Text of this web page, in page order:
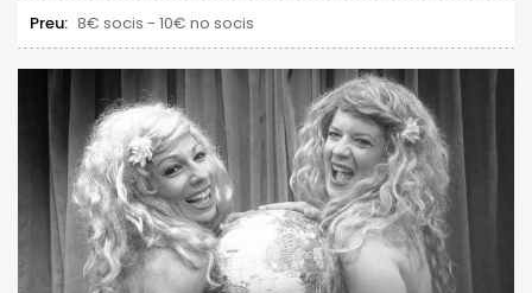
Preu: 8€ socis - 10€ no socis